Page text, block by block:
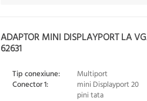
ADAPTOR MINI DISPLAYPORT LA
62631
Tip conexiune:
Multiport
Conector 1:
mini Displayport 20
pini tata